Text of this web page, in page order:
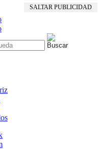
SALTAR PUBLICIDAD